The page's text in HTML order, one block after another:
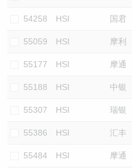
54258 HSI 国君
55059 HSI 摩利
55177 HSI 摩通
55188 HSI 中银
55307 HSI 瑞银
55386 HSI 汇丰
55484 HSI 摩通